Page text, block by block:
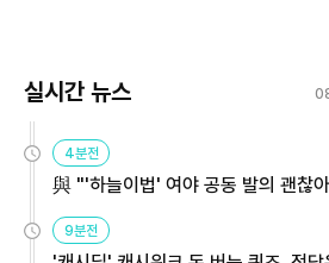
실시간 뉴스
4분전
與 "'하늘이법' 여야 공동 발의 괜찮
9분전